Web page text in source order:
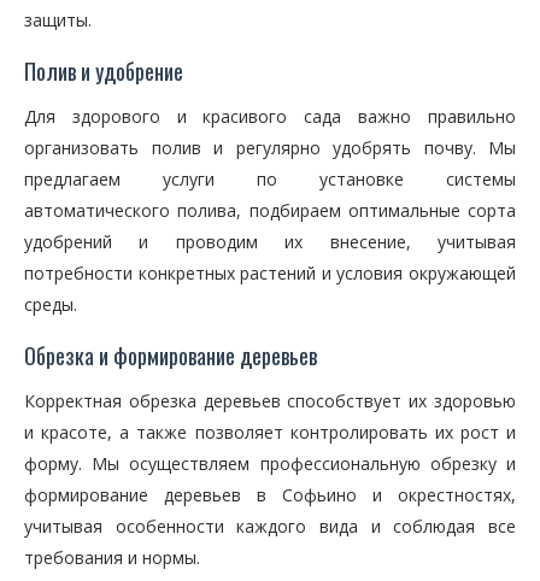
защиты.
Полив и удобрение
Для здорового и красивого сада важно правильно
организовать полив и регулярно удобрять почву. Мы
предлагаем услуги по установке системы
автоматического полива, подбираем оптимальные сорта
удобрений и проводим их внесение, учитывая
потребности конкретных растений и условия окружающей
среды.
Обрезка и формирование деревьев
Корректная обрезка деревьев способствует их здоровью
и красоте, а также позволяет контролировать их рост и
форму. Мы осуществляем профессиональную обрезку и
формирование деревьев в Софьино и окрестностях,
учитывая особенности каждого вида и соблюдая все
требования и нормы.